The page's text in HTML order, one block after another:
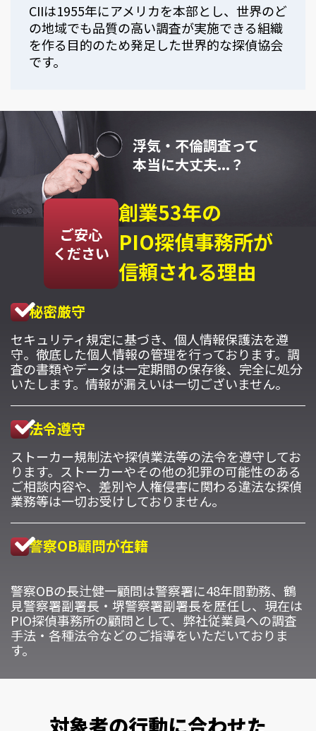
CIIは1955年にアメリカを本部とし、世界のど
の地域でも品質の高い調査が実施できる組織
を作る目的のため発足した世界的な探偵協会
です。
浮気・不倫調査って
本当に大丈夫...？
ご安心
ください
創業53年の
PIO探偵事務所が
信頼される理由
秘密厳守
セキュリティ規定に基づき、個人情報保護法を遵
守。徹底した個人情報の管理を行っております。調
査の書類やデータは一定期間の保存後、完全に処分
いたします。情報が漏えいは一切ございません。
法令遵守
ストーカー規制法や探偵業法等の法令を遵守してお
ります。ストーカーやその他の犯罪の可能性のある
ご相談内容や、差別や人権侵害に関わる違法な探偵
業務等は一切お受けしておりません。
警察OB顧問が在籍
警察OBの長辻健一顧問は警察署に48年間勤務、鶴
見警察署副署長・堺警察署副署長を歴任し、現在は
PIO探偵事務所の顧問として、弊社従業員への調査
手法・各種法令などのご指導をいただいておりま
す。
対象者の行動に合わせた